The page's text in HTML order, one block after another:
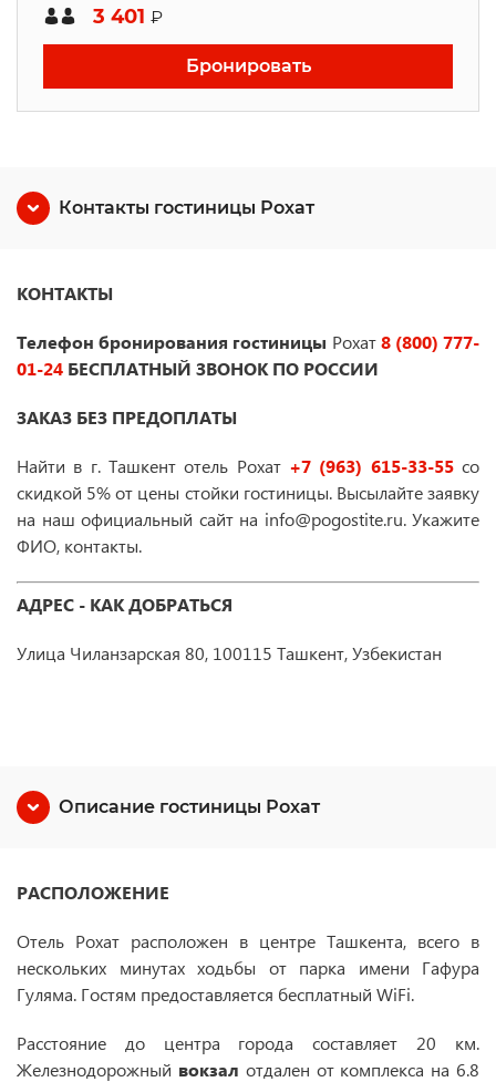
3 401 ₽
Бронировать
Контакты гостиницы Рохат
КОНТАКТЫ
Телефон бронирования гостиницы Рохат 8 (800) 777-
01-24 БЕСПЛАТНЫЙ ЗВОНОК ПО РОССИИ
ЗАКАЗ БЕЗ ПРЕДОПЛАТЫ
Найти в г. Ташкент отель Рохат +7 (963) 615-33-55со
скидкой 5% от цены стойки гостиницы. Высылайте заявку
на наш официальный сайт на info@pogostite.ru. Укажите
ФИО, контакты.
АДРЕС - КАК ДОБРАТЬСЯ
Улица Чиланзарская 80, 100115 Ташкент, Узбекистан
Описание гостиницы Рохат
РАСПОЛОЖЕНИЕ
Отель Рохат расположен в центре Ташкента, всего в
нескольких минутах ходьбы от парка имени Гафура
Гуляма. Гостям предоставляется бесплатный WiFi.
Расстояние до центра города составляет 20 км.
Железнодорожный вокзал отдален от комплекса на 6.8